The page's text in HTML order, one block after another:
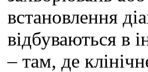
встановлення
відбуваються в
– там, де